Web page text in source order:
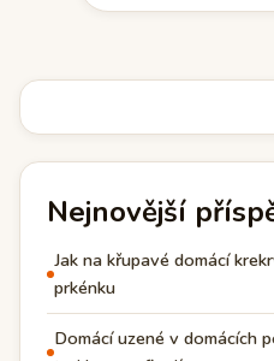
Nejnovější
Jak na křupavé domácí
prkénku
Domácí uzené v domácích